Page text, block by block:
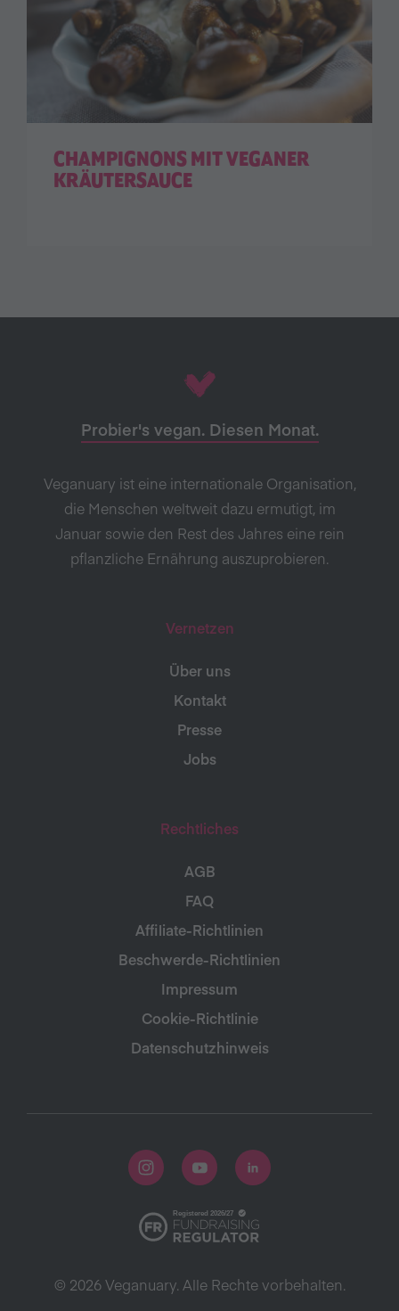
CHAMPIGNONS MIT VEGANER
KRÄUTERSAUCE
Probier's vegan. Diesen Monat.
Veganuary ist eine internationale Organisation,
die Menschen weltweit dazu ermutigt, im
Januar sowie den Rest des Jahres eine rein
pflanzliche Ernährung auszuprobieren.
Vernetzen
Über uns
Kontakt
Presse
Jobs
Rechtliches
AGB
FAQ
Affiliate-Richtlinien
Beschwerde-Richtlinien
Impressum
Cookie-Richtlinie
Datenschutzhinweis
© 2026 Veganuary. Alle Rechte vorbehalten.